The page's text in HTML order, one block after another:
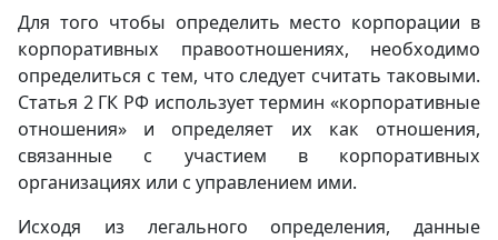
Для того чтобы определить место корпорации в
корпоративных правоотношениях, необходимо
определиться с тем, что следует считать таковыми.
Статья 2 ГК РФ использует термин «корпоративные
отношения» и определяет их как отношения,
связанные с участием в корпоративных
организациях или с управлением ими.
Исходя из легального определения, данные